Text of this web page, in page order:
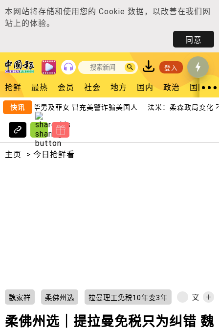
本网站将存储和使用您的 Cookie 数据，以改善在我们网
站上的体验。
同意
登入
抢鲜 最热 会员 社会 地方 国内 政治 国际
快讯
雇本地华男及菲女 冒充美警诈骗美国人 法米：柔森政局变化
主页 > 今日抢鲜看
魏家祥 柔佛州选 拉曼理工免税10年变3年
柔佛州选｜提拉曼免税只为纠错 魏